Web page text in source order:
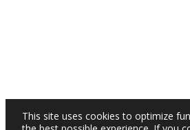
This site uses cookies to optimize